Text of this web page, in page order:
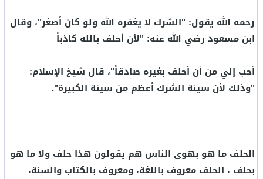
رحمه الله يقول: "الشرك لا يغفره الله ولو كان أصغر"، وقال
ابن مسعود رضي الله عنه: "لأن أحلف بالله كاذباً
أحب إلي من أن أحلف بغيره صادقاً"، قال شيخ الإسلام:
"وذلك لأن سيئة الشرك أعظم من سيئة الكبيرة".
الحلف ما هو بهوى الناس هم يقولون هذا حلف ولا ما هو
بحلف ، الحلف معروف باللغة، ومعروف بالكتاب والسنة،